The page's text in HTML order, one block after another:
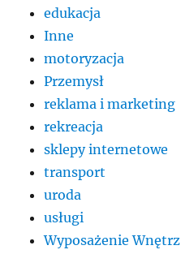
edukacja
Inne
motoryzacja
Przemysł
reklama i marketing
rekreacja
sklepy internetowe
transport
uroda
usługi
Wyposażenie Wnętrz